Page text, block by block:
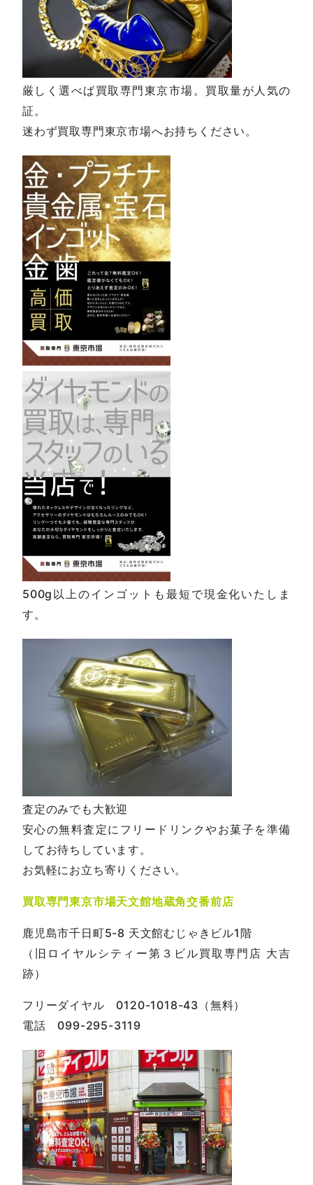
厳しく選べば買取専門東京市場。買取量が人気の
証。
迷わず買取専門東京市場へお持ちください。
500g以上のインゴットも最短で現金化いたしま
す。
査定のみでも大歓迎
安心の無料査定にフリードリンクやお菓子を準備
してお待ちしています。
お気軽にお立ち寄りください。
買取専門東京市場天文館地蔵角交番前店
鹿児島市千日町5-8 天文館むじゃきビル1階
（旧ロイヤルシティー第３ビル買取専門店 大吉
跡）
フリーダイヤル 0120-1018-43（無料）
電話 099-295-3119